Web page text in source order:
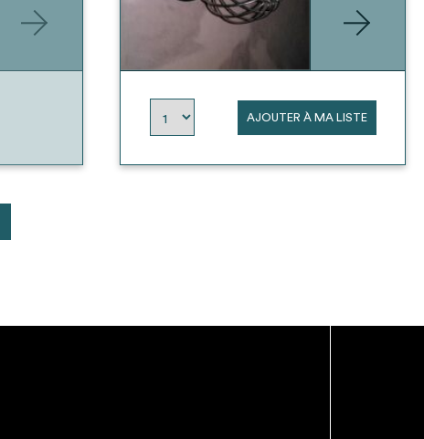
AJOUTER À MA LISTE